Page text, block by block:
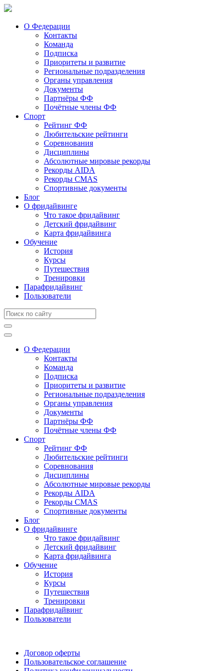
О Федерации
Контакты
Команда
Подписка
Приоритеты и развитие
Региональные подразделения
Органы управления
Документы
Партнёры ФФ
Почётные члены ФФ
Спорт
Рейтинг ФФ
Любительские рейтинги
Соревнования
Дисциплины
Абсолютные мировые рекорды
Рекорды AIDA
Рекорды CMAS
Спортивные документы
Блог
О фридайвинге
Что такое фридайвинг
Детский фридайвинг
Карта фридайвинга
Обучение
История
Курсы
Путешествия
Тренировки
Парафридайвинг
Пользователи
О Федерации
Контакты
Команда
Подписка
Приоритеты и развитие
Региональные подразделения
Органы управления
Документы
Партнёры ФФ
Почётные члены ФФ
Спорт
Рейтинг ФФ
Любительские рейтинги
Соревнования
Дисциплины
Абсолютные мировые рекорды
Рекорды AIDA
Рекорды CMAS
Спортивные документы
Блог
О фридайвинге
Что такое фридайвинг
Детский фридайвинг
Карта фридайвинга
Обучение
История
Курсы
Путешествия
Тренировки
Парафридайвинг
Пользователи
Договор оферты
Пользовательское соглашение